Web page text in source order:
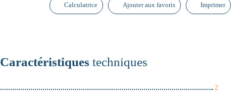
Calculatrice Ajouter aux favoris Imprimer
Caractéristiques techniques
2